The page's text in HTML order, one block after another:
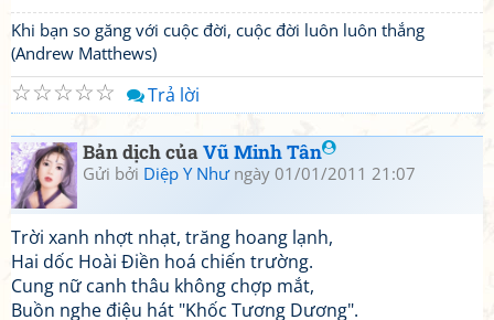
Khi bạn so găng với cuộc đời, cuộc đời luôn luôn thắng
(Andrew Matthews)
☆
☆
☆
☆
☆ Trả lời
Bản dịch củaVũ Minh Tân
Gửi bởi Diệp Y Nhưngày 01/01/2011 21:07
Trời xanh nhợt nhạt, trăng hoang lạnh,
Hai dốc Hoài Điền hoá chiến trường.
Cung nữ canh thâu không chợp mắt,
Buồn nghe điệu hát "Khốc Tương Dương".